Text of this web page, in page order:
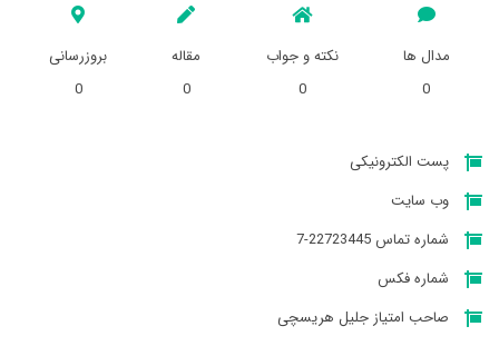
مدال ها
0
نکته و جواب
0
مقاله
0
بروزرسانی
0
پست الکترونیکی
وب سایت
شماره تماس 22723445-7
شماره فکس
صاحب امتیاز جلیل هریسچی